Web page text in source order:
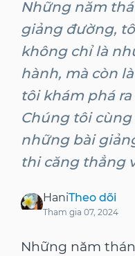
Những năm
giảng đường,
không chỉ là
hành, mà còn
tôi khám phá
Chúng tôi
những bài
thi căng thẳng
HaniTheo dõi
Tham gia 07, 2024
Những năm